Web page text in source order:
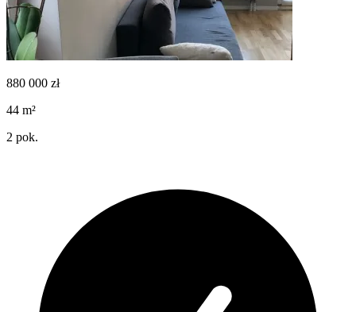
880 000 zł
44 m²
2 pok.